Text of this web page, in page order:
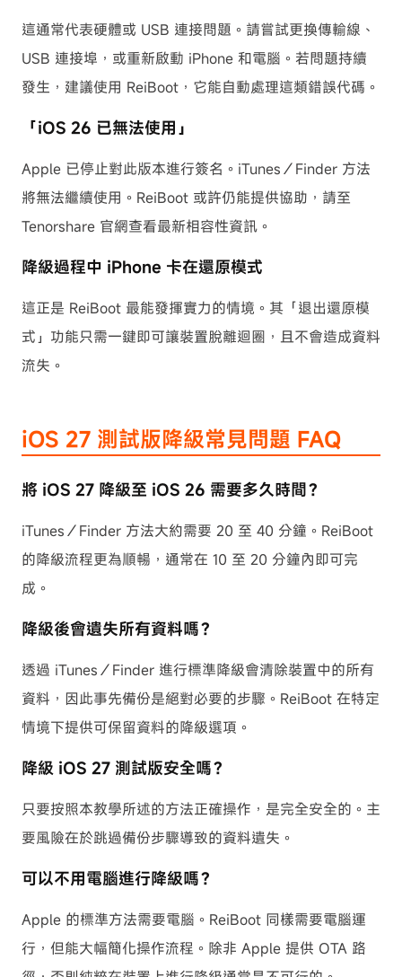
這通常代表硬體或 USB 連接問題。請嘗試更換傳輸線、
USB 連接埠，或重新啟動 iPhone 和電腦。若問題持續
發生，建議使用 ReiBoot，它能自動處理這類錯誤代碼。
「iOS 26 已無法使用」
Apple 已停止對此版本進行簽名。iTunes／Finder 方法
將無法繼續使用。ReiBoot 或許仍能提供協助，請至
Tenorshare 官網查看最新相容性資訊。
降級過程中 iPhone 卡在還原模式
這正是 ReiBoot 最能發揮實力的情境。其「退出還原模
式」功能只需一鍵即可讓裝置脫離迴圈，且不會造成資料
流失。
iOS 27 測試版降級常見問題 FAQ
將 iOS 27 降級至 iOS 26 需要多久時間？
iTunes／Finder 方法大約需要 20 至 40 分鐘。ReiBoot
的降級流程更為順暢，通常在 10 至 20 分鐘內即可完
成。
降級後會遺失所有資料嗎？
透過 iTunes／Finder 進行標準降級會清除裝置中的所有
資料，因此事先備份是絕對必要的步驟。ReiBoot 在特定
情境下提供可保留資料的降級選項。
降級 iOS 27 測試版安全嗎？
只要按照本教學所述的方法正確操作，是完全安全的。主
要風險在於跳過備份步驟導致的資料遺失。
可以不用電腦進行降級嗎？
Apple 的標準方法需要電腦。ReiBoot 同樣需要電腦運
行，但能大幅簡化操作流程。除非 Apple 提供 OTA 路